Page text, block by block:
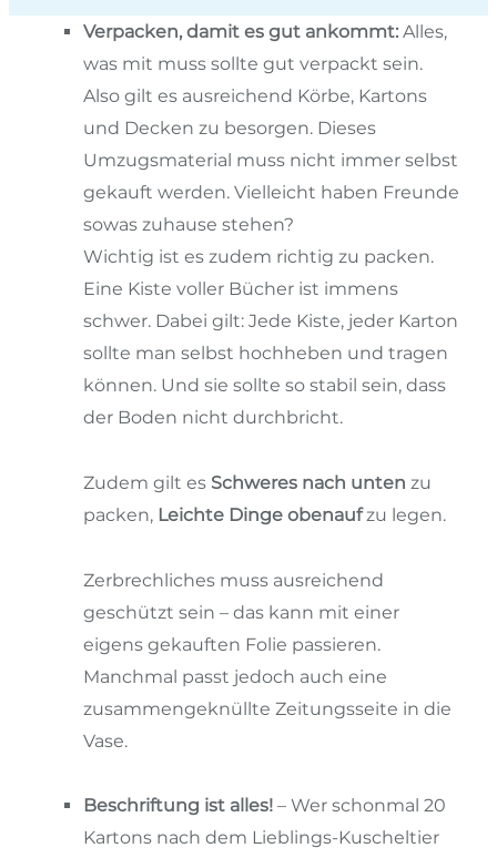
Verpacken, damit es gut ankommt: Alles,
was mit muss sollte gut verpackt sein.
Also gilt es ausreichend Körbe, Kartons
und Decken zu besorgen. Dieses
Umzugsmaterial muss nicht immer selbst
gekauft werden. Vielleicht haben Freunde
sowas zuhause stehen?
Wichtig ist es zudem richtig zu packen.
Eine Kiste voller Bücher ist immens
schwer. Dabei gilt: Jede Kiste, jeder Karton
sollte man selbst hochheben und tragen
können. Und sie sollte so stabil sein, dass
der Boden nicht durchbricht.
Zudem gilt es Schweres nach unten zu
packen, Leichte Dinge obenaufzu legen.
Zerbrechliches muss ausreichend
geschützt sein – das kann mit einer
eigens gekauften Folie passieren.
Manchmal passt jedoch auch eine
zusammengeknüllte Zeitungsseite in die
Vase.
Beschriftung ist alles! – Wer schonmal 20
Kartons nach dem Lieblings-Kuscheltier